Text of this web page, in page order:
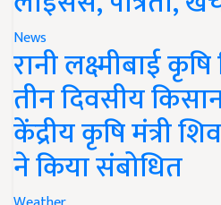
News
रानी लक्ष्मीबाई
तीन दिवसीय
केंद्रीय कृषि मंत्री
ने किया संबोधित